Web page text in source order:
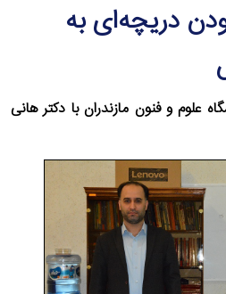
دریچه‌ای به
علوم و فنون مازندران با دکتر هانی